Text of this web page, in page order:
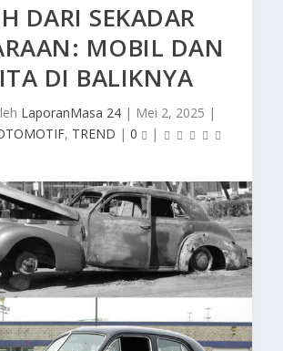
DARI SEKADAR
MOBIL DAN
DI BALIKNYA
LaporanMasa 24 | Mei 2, 2025 |
, TREND | 0 |